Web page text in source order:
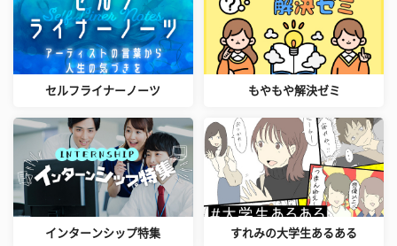
セルフライナーノーツ もやもや解決ゼミ
インターンシップ特集 すれみの大学生あるある